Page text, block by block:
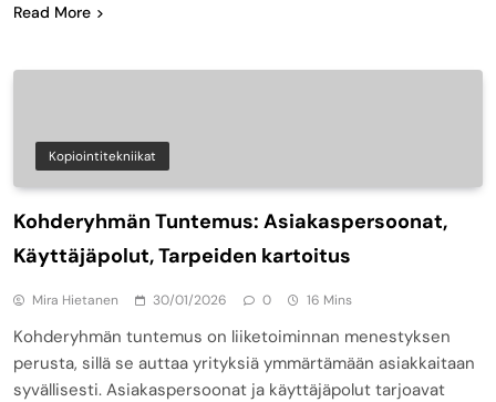
Read More
Kopiointitekniikat
Kohderyhmän Tuntemus: Asiakaspersoonat,
Käyttäjäpolut, Tarpeiden kartoitus
Mira Hietanen 30/01/2026 0 16 Mins
Kohderyhmän tuntemus on liiketoiminnan menestyksen
perusta, sillä se auttaa yrityksiä ymmärtämään asiakkaitaan
syvällisesti. Asiakaspersoonat ja käyttäjäpolut tarjoavat